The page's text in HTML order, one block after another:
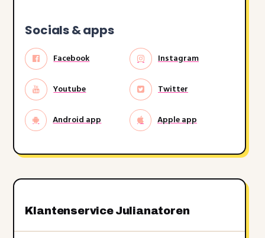
Socials & apps
Facebook Instagram
Youtube Twitter
Android app Apple app
Klantenservice Julianatoren